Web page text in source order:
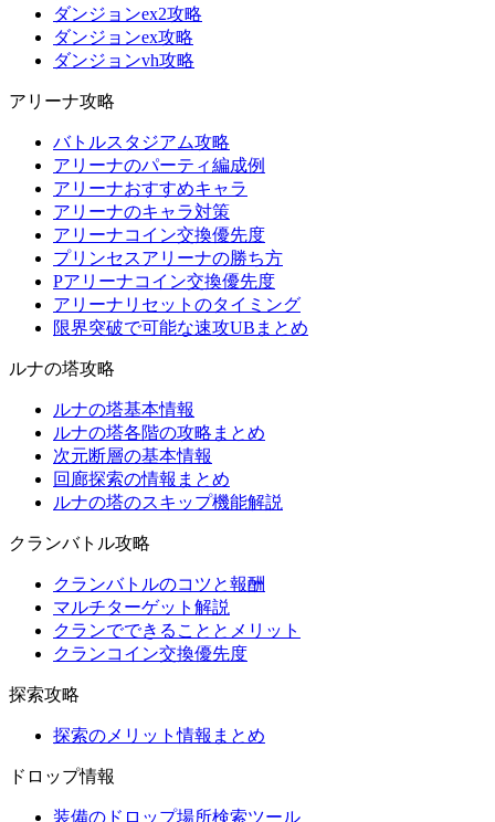
ダンジョンex2攻略
ダンジョンex攻略
ダンジョンvh攻略
アリーナ攻略
バトルスタジアム攻略
アリーナのパーティ編成例
アリーナおすすめキャラ
アリーナのキャラ対策
アリーナコイン交換優先度
プリンセスアリーナの勝ち方
Pアリーナコイン交換優先度
アリーナリセットのタイミング
限界突破で可能な速攻UBまとめ
ルナの塔攻略
ルナの塔基本情報
ルナの塔各階の攻略まとめ
次元断層の基本情報
回廊探索の情報まとめ
ルナの塔のスキップ機能解説
クランバトル攻略
クランバトルのコツと報酬
マルチターゲット解説
クランでできることとメリット
クランコイン交換優先度
探索攻略
探索のメリット情報まとめ
ドロップ情報
装備のドロップ場所検索ツール